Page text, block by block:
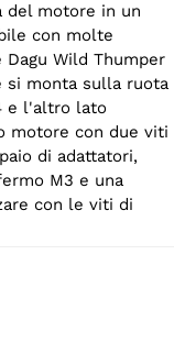
del motore in un
con molte
Wild Thumper
si monta sulla ruota
e l'altro lato
motore con due viti
di adattatori,
M3 e una
con le viti di